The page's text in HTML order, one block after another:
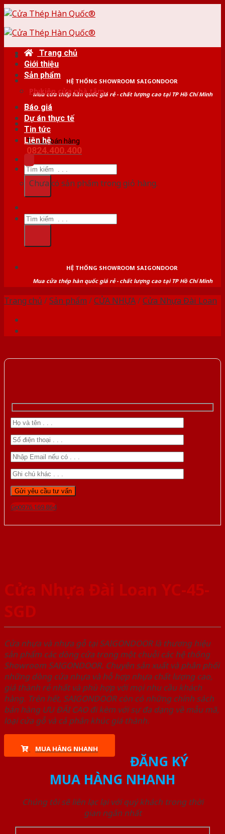
Skip
content
HỆ THỐNG SHOWROOM SAIGONDOOR
Mua cửa thép hàn quốc giá rẻ - chất lượng cao tại TP Hồ Chí Minh
Tư vấn bán hàng
0824.400.400
Tìm
kiếm:
Trang chủ
Giới thiệu
Sản phẩm
Phụ kiện cửa nhà tắm
Báo giá
Dự án thực tế
Tin tức
Liên hệ
Chưa có sản phẩm trong giỏ hàng.
Tìm
kiếm:
HỆ THỐNG SHOWROOM SAIGONDOOR
Mua cửa thép hàn quốc giá rẻ - chất lượng cao tại TP Hồ Chí Minh
Trang chủ /Sản phẩm /CỬA NHỰA/Cửa Nhựa Đài Loan
Gọi 0976.169.864
Cửa Nhựa Đài Loan YC-45-
SGD
Cửa nhựa và nhựa gỗ tại SAIGONDOOR là thương hiệu
sản phẩm các dòng cửa trong một chuỗi các hệ thống
Showroom SAIGONDOOR. Chuyên sản xuất và phân phối
những dòng cửa nhựa và hỗ hợp nhựa chất lượng cao,
giá thành rẻ nhất và phù hợp với mọi nhu cầu khách
hàng. Trên hết, SAIGONDOOR còn có những chính sách
bán hàng ƯU ĐÃI CAO đi kèm với sự đa dạng về mẫu mã,
loại cửa gỗ và cả phân khúc giá thành.
MUA HÀNG NHANH
ĐĂNG KÝ
MUA HÀNG NHANH
Chúng tôi sẽ liên lạc lại với quý khách trong thời
gian ngắn nhất